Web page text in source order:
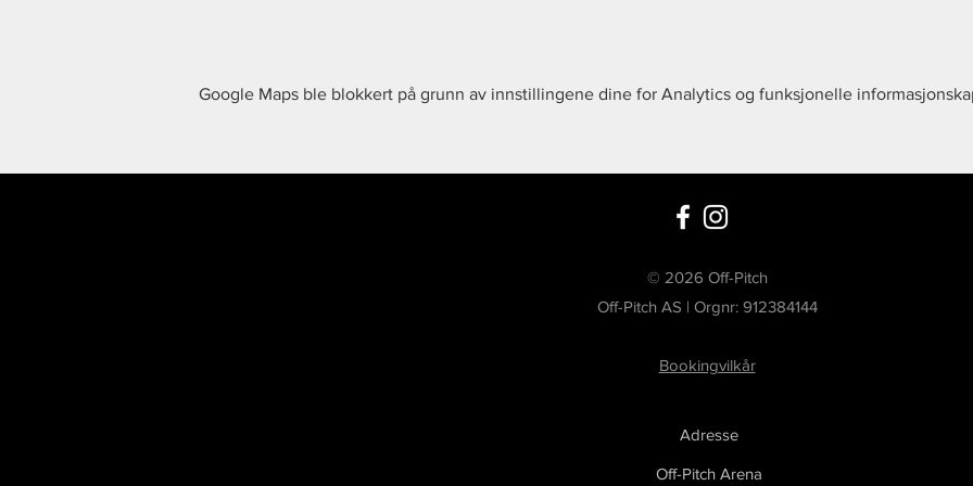
Google Maps ble blokkert på grunn av innstillingene dine for Analytics og funksjonelle
© 2026 Off-Pitch
Off-Pitch AS | Orgnr: 912384144
Bookingvilkår
Adresse
Off-Pitch Arena